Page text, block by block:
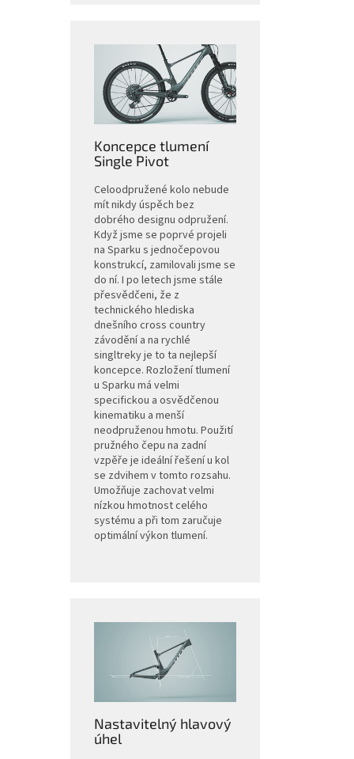
Koncepce tlumení
Single Pivot
Celoodpružené kolo nebude
mít nikdy úspěch bez
dobrého designu odpružení.
Když jsme se poprvé projeli
na Sparku s jednočepovou
konstrukcí, zamilovali jsme se
do ní. I po letech jsme stále
přesvědčeni, že z
technického hlediska
dnešního cross country
závodění a na rychlé
singltreky je to ta nejlepší
koncepce. Rozložení tlumení
u Sparku má velmi
specifickou a osvědčenou
kinematiku a menší
neodpruženou hmotu. Použití
pružného čepu na zadní
vzpěře je ideální řešení u kol
se zdvihem v tomto rozsahu.
Umožňuje zachovat velmi
nízkou hmotnost celého
systému a při tom zaručuje
optimální výkon tlumení.
Nastavitelný hlavový
úhel